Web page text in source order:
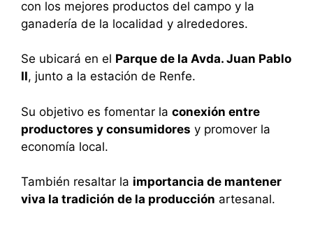
con los mejores productos del campo y la
ganadería de la localidad y alrededores.
Se ubicará en el Parque de la Avda. Juan Pablo
II, junto a la estación de Renfe.
Su objetivo es fomentar la conexión entre
productores y consumidores y promover la
economía local.
También resaltar la importancia de mantener
viva la tradición de la producción artesanal.